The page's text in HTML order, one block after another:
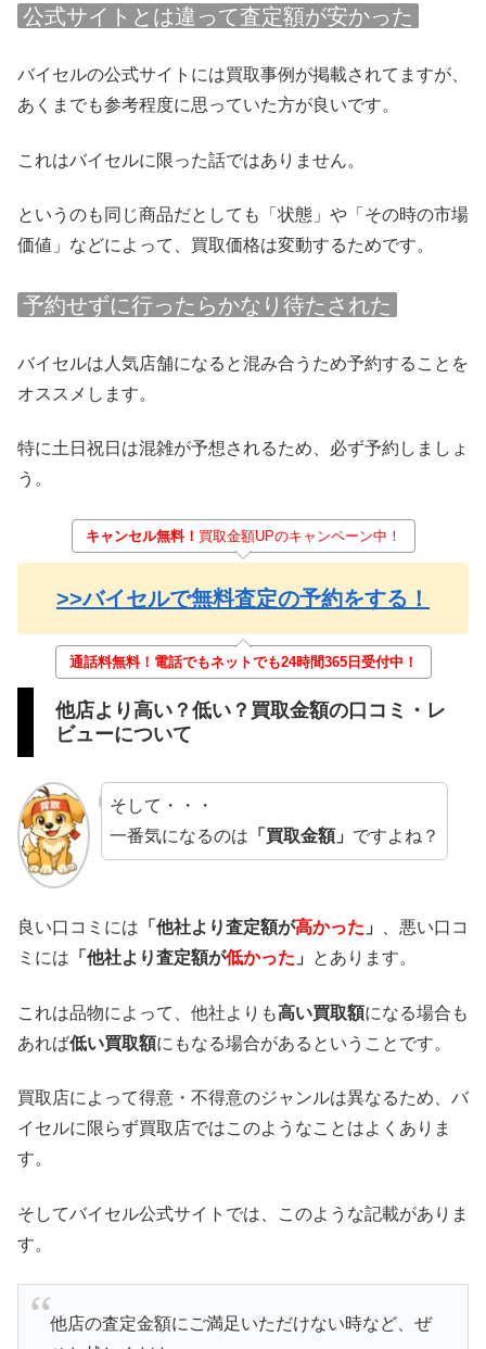
公式サイトとは違って査定額が安かった
バイセルの公式サイトには買取事例が掲載されてますが、
あくまでも参考程度に思っていた方が良いです。
これはバイセルに限った話ではありません。
というのも同じ商品だとしても「状態」や「その時の市場
価値」などによって、買取価格は変動するためです。
予約せずに行ったらかなり待たされた
バイセルは人気店舗になると混み合うため予約することを
オススメします。
特に土日祝日は混雑が予想されるため、必ず予約しましょ
う。
キャンセル無料！ 買取金額UPのキャンペーン中！
>>バイセルで無料査定の予約をする！
通話料無料！電話でもネットでも24時間365日受付中！
他店より高い？低い？買取金額の口コミ・レ
ビューについて
そして・・・
一番気になるのは 「買取金額」 ですよね？
良い口コミには 「他社より査定額が高かった 」
、悪い口コ
ミには 「他社より査定額が低かった 」 とあります。
これは品物によって、他社よりも高い買取額になる場合も
あれば低い買取額にもなる場合があるということです。
買取店によって得意・不得意のジャンルは異なるため、バ
イセルに限らず買取店ではこのようなことはよくありま
す。
そしてバイセル公式サイトでは、このような記載がありま
す。
他店の査定金額にご満足いただけない時など、ぜ